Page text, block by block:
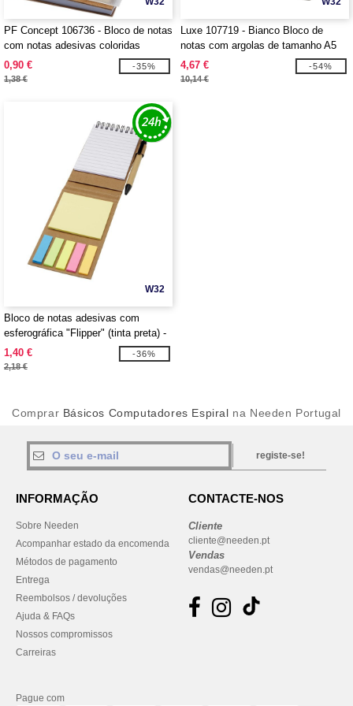
PF Concept 106736 - Bloco de notas
com notas adesivas coloridas
"Spiral"
0,90 €
1,38 €
-35%
Luxe 107719 - Bianco Bloco de
notas com argolas de tamanho A5
4,67 €
10,14 €
-54%
W32
Bloco de notas adesivas com
esferográfica "Flipper" (tinta preta) -
EgotierPro 107988
1,40 €
2,18 €
-36%
Comprar Básicos Computadores Espiral na Needen Portugal
registe-se!
INFORMAÇÃO
Sobre Needen
Acompanhar estado da encomenda
Métodos de pagamento
Entrega
Reembolsos / devoluções
Ajuda & FAQs
Nossos compromissos
Carreiras
CONTACTE-NOS
Cliente
cliente@needen.pt
Vendas
vendas@needen.pt
Pague com